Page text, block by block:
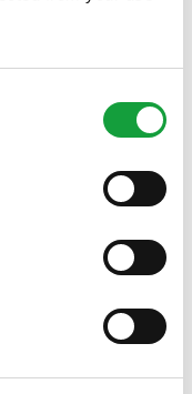
novita nel campo